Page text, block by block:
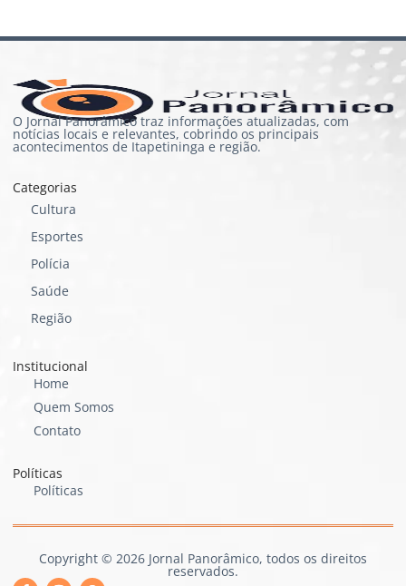
O Jornal Panorâmico traz informações atualizadas, com
notícias locais e relevantes, cobrindo os principais
acontecimentos de Itapetininga e região.
Categorias
Cultura
Esportes
Polícia
Saúde
Região
Institucional
Home
Quem Somos
Contato
Políticas
Políticas
Copyright © 2026 Jornal Panorâmico, todos os direitos
reservados.